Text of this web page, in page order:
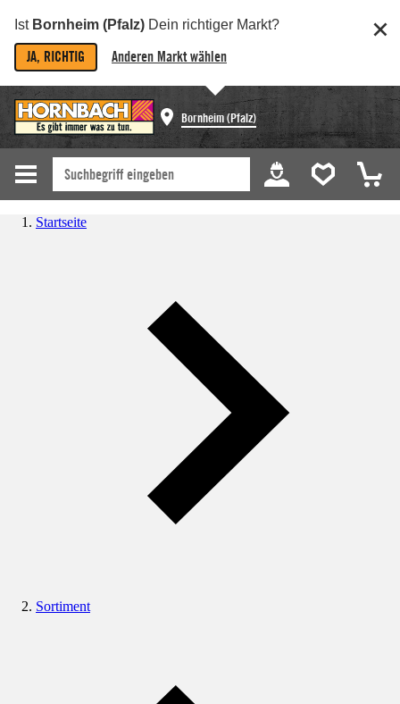
Ist Bornheim (Pfalz) Dein richtiger Markt?
JA, RICHTIG Anderen Markt wählen
Bornheim (Pfalz)
Startseite
Sortiment